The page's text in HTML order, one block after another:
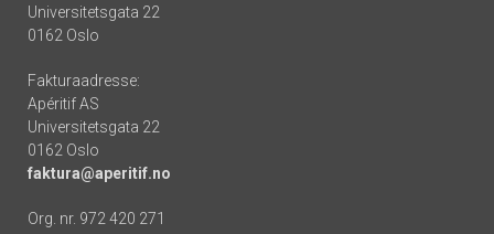
Universitetsgata 22
0162 Oslo
Fakturaadresse:
Apéritif AS
Universitetsgata 22
0162 Oslo
faktura@aperitif.no
Org. nr. 972 420 271